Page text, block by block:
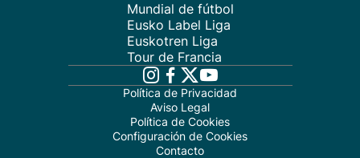
Mundial de fútbol
Eusko Label Liga
Euskotren Liga
Tour de Francia
Política de Privacidad
Aviso Legal
Política de Cookies
Configuración de Cookies
Contacto